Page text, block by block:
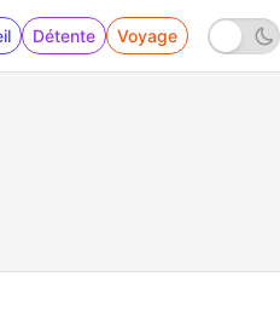
Détente Voyage